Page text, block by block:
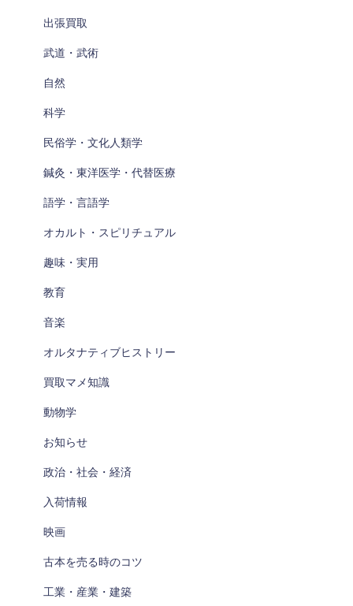
出張買取
武道・武術
自然
科学
民俗学・文化人類学
鍼灸・東洋医学・代替医療
語学・言語学
オカルト・スピリチュアル
趣味・実用
教育
音楽
オルタナティブヒストリー
買取マメ知識
動物学
お知らせ
政治・社会・経済
入荷情報
映画
古本を売る時のコツ
工業・産業・建築